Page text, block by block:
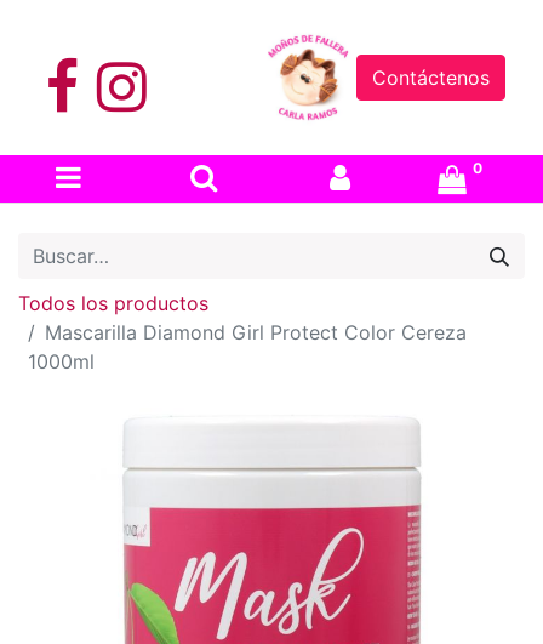
Contáctenos
0
Todos los productos
Mascarilla Diamond Girl Protect Color Cereza
1000ml